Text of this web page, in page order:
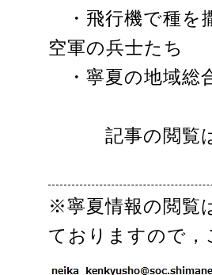
・飛行機で種を
空軍の兵士たち
・寧夏の地域総
記事の閲
※寧夏情報の閲覧
ておりますので，